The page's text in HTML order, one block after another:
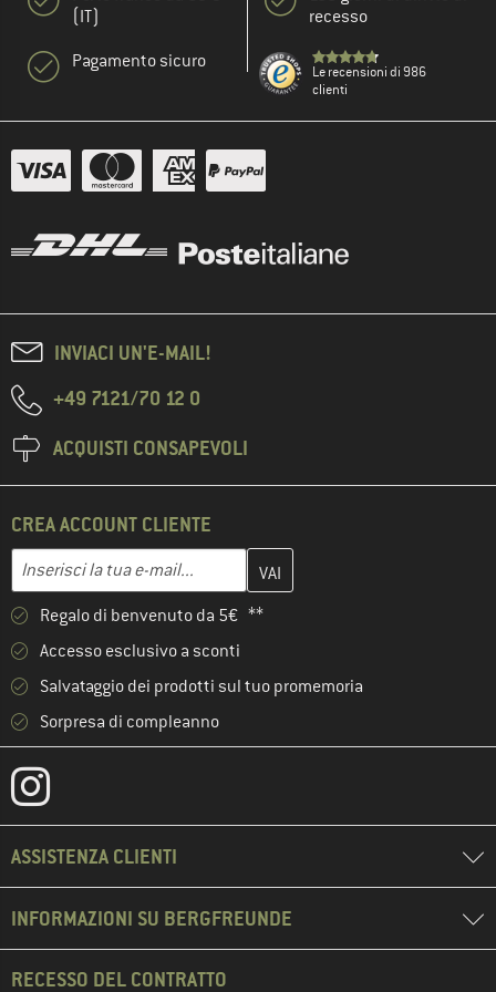
(IT)
Pagamento sicuro
recesso
Le recensioni di 986
clienti
INVIACI UN'E-MAIL!
+49 7121/70 12 0
ACQUISTI CONSAPEVOLI
CREA ACCOUNT CLIENTE
Indirizzo e-mail
Inserisci qui il tuo indirizzo e-mail e crea il tuo account cliente
Regalo di benvenuto da 5€ **
Accesso esclusivo a sconti
Salvataggio dei prodotti sul tuo promemoria
Sorpresa di compleanno
ASSISTENZA CLIENTI
INFORMAZIONI SU BERGFREUNDE
RECESSO DEL CONTRATTO